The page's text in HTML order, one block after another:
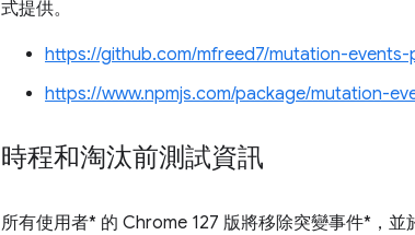
式提供。
https://github.com/mfreed7/mutation-events-
https://www.npmjs.com/package/mutation-
時程和淘汰前測試資訊
所有使用者* 的 Chrome 127 版將移除突變事件*，